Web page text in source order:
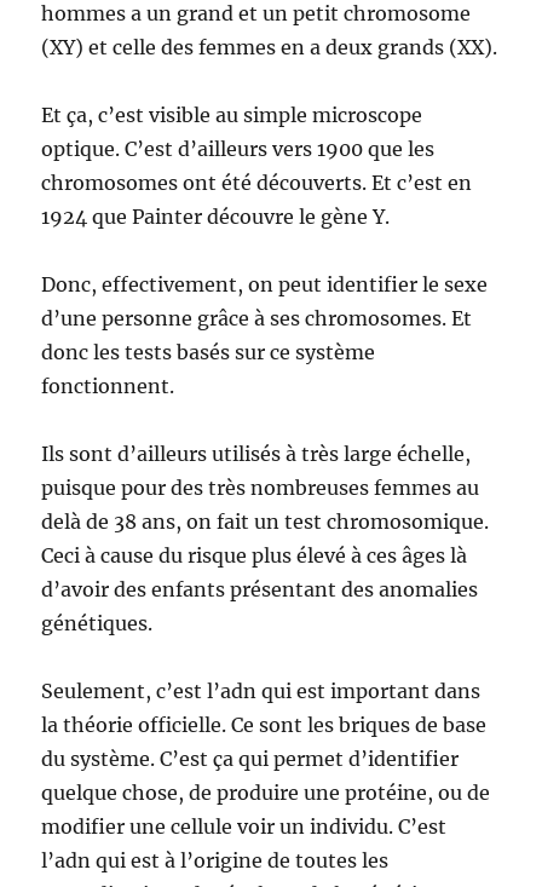
hommes a un grand et un petit chromosome
(XY) et celle des femmes en a deux grands (XX).
Et ça, c’est visible au simple microscope
optique. C’est d’ailleurs vers 1900 que les
chromosomes ont été découverts. Et c’est en
1924 que Painter découvre le gène Y.
Donc, effectivement, on peut identifier le sexe
d’une personne grâce à ses chromosomes. Et
donc les tests basés sur ce système
fonctionnent.
Ils sont d’ailleurs utilisés à très large échelle,
puisque pour des très nombreuses femmes au
delà de 38 ans, on fait un test chromosomique.
Ceci à cause du risque plus élevé à ces âges là
d’avoir des enfants présentant des anomalies
génétiques.
Seulement, c’est l’adn qui est important dans
la théorie officielle. Ce sont les briques de base
du système. C’est ça qui permet d’identifier
quelque chose, de produire une protéine, ou de
modifier une cellule voir un individu. C’est
l’adn qui est à l’origine de toutes les